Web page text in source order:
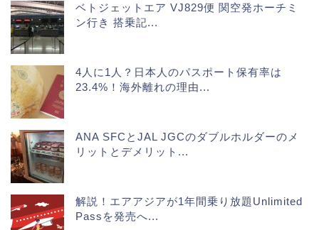
ベトジェットエア VJ829便 関空発ホーチミ
ン行き 搭乗記...
4人に1人？日本人のパスポート保有率は
23.4%！海外離れの理由...
ANA SFCとJAL JGCのダブルホルダーのメ
リットとデメリット...
解説！エアアジアが1年間乗り放題Unlimited
Passを発売へ...